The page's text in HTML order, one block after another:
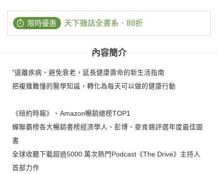
限時優惠 天下雜誌全書系．88折
內容簡介
"遠離疾病、避免衰老，延長健康壽命的新生活指南
把複雜難懂的醫學知識，轉化為每天可以做的健康行動
《紐約時報》、Amazon暢銷總榜TOP1
蟬聯霸榜各大暢銷書榜經濟學人、彭博、麥肯錫評選年度最佳圖
書
全球收聽下載超過5000 萬次熱門Podcast《The Drive》主持人
首部力作